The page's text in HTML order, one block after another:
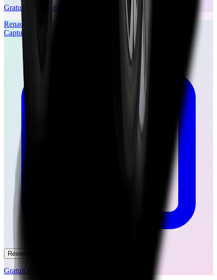
Gratuit et sans engagement
Renault
Captur
Réserver un essai
Gratuit et sans engagement